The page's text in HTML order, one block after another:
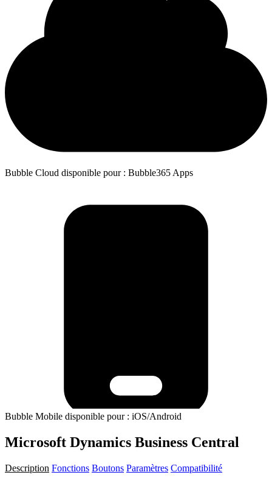
Bubble Cloud disponible pour : Bubble365 Apps
Bubble Mobile disponible pour : iOS/Android
Microsoft Dynamics Business Central
Description Fonctions Boutons Paramètres Compatibilité